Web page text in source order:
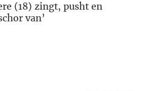
(18) zingt, pusht en
van’